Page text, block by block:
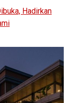
Hadirkan